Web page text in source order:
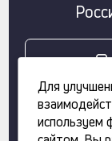
Для
используем